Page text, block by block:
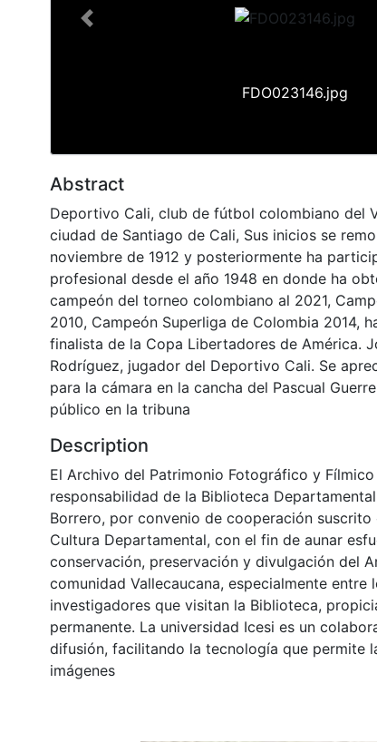
FDO023146.jpg
Previous
Abstract
Deportivo Cali, club de fútbol colombiano del
ciudad de Santiago de Cali, Sus inicios se
noviembre de 1912 y posteriormente ha
profesional desde el año 1948 en donde ha
campeón del torneo colombiano al 2021,
2010, Campeón Superliga de Colombia 2014,
finalista de la Copa Libertadores de América.
Rodríguez, jugador del Deportivo Cali. Se
para la cámara en la cancha del Pascual
público en la tribuna
Description
El Archivo del Patrimonio Fotográfico y
responsabilidad de la Biblioteca
Borrero, por convenio de cooperación suscrito
Cultura Departamental, con el fin de aunar
conservación, preservación y divulgación del
comunidad Vallecaucana, especialmente entre
investigadores que visitan la Biblioteca,
permanente. La universidad Icesi es un
difusión, facilitando la tecnología que permite
imágenes